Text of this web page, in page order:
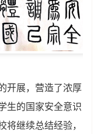
开展，营造了浓厚
生的国家安全意识
将继续总结经验，